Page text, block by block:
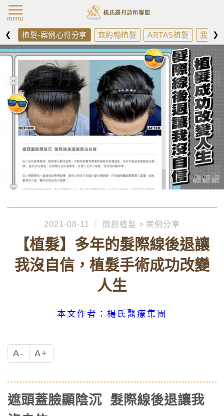
❮ 植髮-案例心得分享 寇約翰植髮 ARTAS植髮 我需❯
2021-08-11 微創植髮 案例分享
【植髮】多年的髮際線後退讓
我沒自信，植髮手術成功改變
人生
本文作者：楊氏醫療集團
A- A+
遮頭蓋臉顯陰沉 髮際線後退讓我
menu